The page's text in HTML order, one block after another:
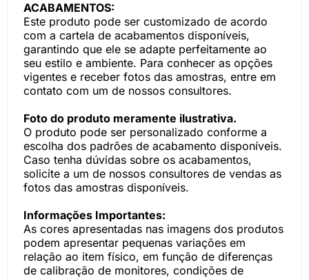
ACABAMENTOS:
Este produto pode ser customizado de acordo
com a cartela de acabamentos disponíveis,
garantindo que ele se adapte perfeitamente ao
seu estilo e ambiente. Para conhecer as opções
vigentes e receber fotos das amostras, entre em
contato com um de nossos consultores.
Foto do produto meramente ilustrativa.
O produto pode ser personalizado conforme a
escolha dos padrões de acabamento disponíveis.
Caso tenha dúvidas sobre os acabamentos,
solicite a um de nossos consultores de vendas as
fotos das amostras disponíveis.
Informações Importantes:
As cores apresentadas nas imagens dos produtos
podem apresentar pequenas variações em
relação ao item físico, em função de diferenças
de calibração de monitores, condições de